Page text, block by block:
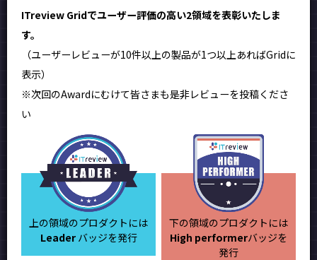
ITreview Gridでユーザー評価の高い2領域を表彰いたしま
す。
（ユーザーレビューが10件以上の製品が1つ以上あればGridに
表示）
※次回のAwardにむけて皆さまも是非レビューを投稿くださ
い
上の領域のプロダクトには
Leaderバッジを発行
下の領域のプロダクトには
High performerバッジを
発行